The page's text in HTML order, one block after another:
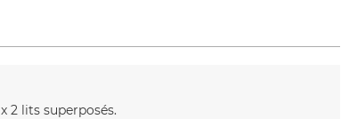
x 2 lits superposés